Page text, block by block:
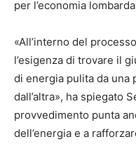
per l’economia
«All’interno del
l’esigenza di trovare il
di energia pulita da
dall’altra», ha spiegato
provvedimento punta
dell’energia e a